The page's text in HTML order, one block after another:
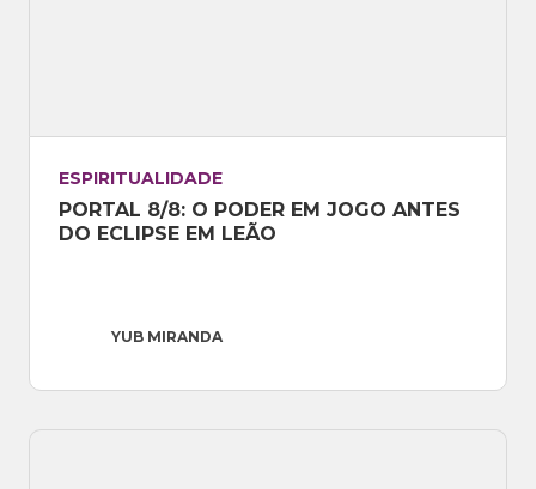
ESPIRITUALIDADE
PORTAL 8/8: O PODER EM JOGO ANTES
DO ECLIPSE EM LEÃO
YUB MIRANDA